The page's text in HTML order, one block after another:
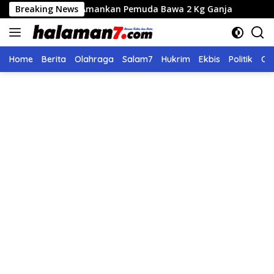
Langsung
ke
konten
Breaking News
Amankan Pemuda Bawa 2 Kg Ganja Seleksi Calon
Home Berita Olahraga Salam7 Hukrim Ekbis Politik